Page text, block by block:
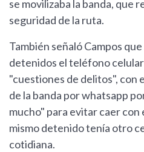
se movilizaba la banda, que
seguridad de la ruta.
También señaló Campos
detenidos el teléfono
"cuestiones de delitos", con
de la banda por whatsapp
mucho" para evitar caer con
mismo detenido tenía otro
cotidiana.